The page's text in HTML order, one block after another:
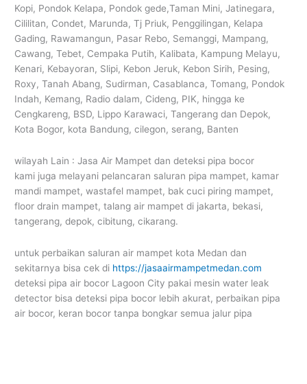
Kopi, Pondok Kelapa, Pondok gede,Taman Mini, Jatinegara,
Cililitan, Condet, Marunda, Tj Priuk, Penggilingan, Kelapa
Gading, Rawamangun, Pasar Rebo, Semanggi, Mampang,
Cawang, Tebet, Cempaka Putih, Kalibata, Kampung Melayu,
Kenari, Kebayoran, Slipi, Kebon Jeruk, Kebon Sirih, Pesing,
Roxy, Tanah Abang, Sudirman, Casablanca, Tomang, Pondok
Indah, Kemang, Radio dalam, Cideng, PIK, hingga ke
Cengkareng, BSD, Lippo Karawaci, Tangerang dan Depok,
Kota Bogor, kota Bandung, cilegon, serang, Banten
wilayah Lain : Jasa Air Mampet dan deteksi pipa bocor
kami juga melayani pelancaran saluran pipa mampet, kamar
mandi mampet, wastafel mampet, bak cuci piring mampet,
floor drain mampet, talang air mampet di jakarta, bekasi,
tangerang, depok, cibitung, cikarang.
untuk perbaikan saluran air mampet kota Medan dan
sekitarnya bisa cek di https://jasaairmampetmedan.com
deteksi pipa air bocor Lagoon City pakai mesin water leak
detector bisa deteksi pipa bocor lebih akurat, perbaikan pipa
air bocor, keran bocor tanpa bongkar semua jalur pipa